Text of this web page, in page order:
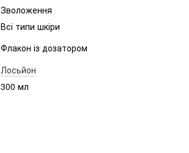
Зволоження
Всі типи шкіри
Флакон із дозатором
Лосьйон
300 мл